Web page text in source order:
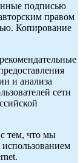
подписью
правом
Копирование
и анализа
сети
тем, что мы